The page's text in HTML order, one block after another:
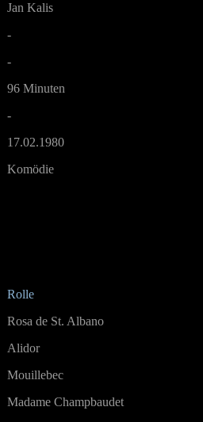
Jan Kalis
-
-
96 Minuten
-
17.02.1980
Komödie
Rolle
Rosa de St. Albano
Alidor
Mouillebec
Madame Champbaudet